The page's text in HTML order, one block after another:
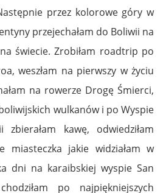
przez kolorowe góry w
przejechałam do Boliwii na
świecie. Zrobiłam roadtrip po
weszłam na pierwszy w życiu
na rowerze Drogę Śmierci,
wulkanów i po Wyspie
zbierałam kawę, odwiedziłam
miasteczka jakie widziałam w
dni na karaibskiej wyspie San
po najpiękniejszych